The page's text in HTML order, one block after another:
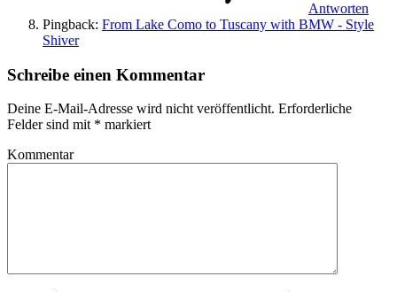
Antworten
Pingback: From Lake Como to Tuscany with BMW - Style
Shiver
Schreibe einen Kommentar
Deine E-Mail-Adresse wird nicht veröffentlicht. Erforderliche
Felder sind mit * markiert
Kommentar